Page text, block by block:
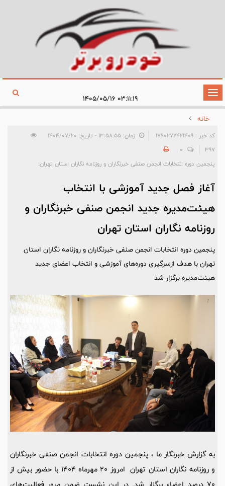
تغییر
وضعیت
ناوبری
خانه
کد خبر : 1760272421409
زمان: ۱۳:۵۸:۵۵ - تاریخ: ۱۴۰۴/۰۷/۲۰
397
0
پنجمین دوره انتخابات انجمن صنفی خبرنگاران و روزنامه نگاران استان تهران:
آغاز فصل جدید آموزشی با انتخاب
هیئت‌مدیره جدید انجمن صنفی خبرنگاران و
روزنامه نگاران استان تهران
پنجمین دوره انتخابات انجمن صنفی خبرنگاران و روزنامه نگاران استان
تهران با هدف ازسرگیری دوره‌های آموزشی و انتخاب اعضای جدید
هیئت‌مدیره برگزار شد
به گزارش خبرنگار ما ، پنجمین دوره انتخابات انجمن صنفی خبرنگاران
و روزنامه نگاران استان تهران امروز 20 مهرماه 1404 با حضور بیش از